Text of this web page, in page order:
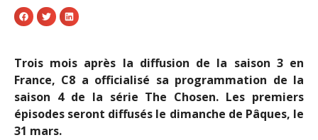
Trois mois après la diffusion de la saison 3 en
France, C8 a officialisé sa programmation de la
saison 4 de la série The Chosen. Les premiers
épisodes seront diffusés le dimanche de Pâques, le
31 mars.